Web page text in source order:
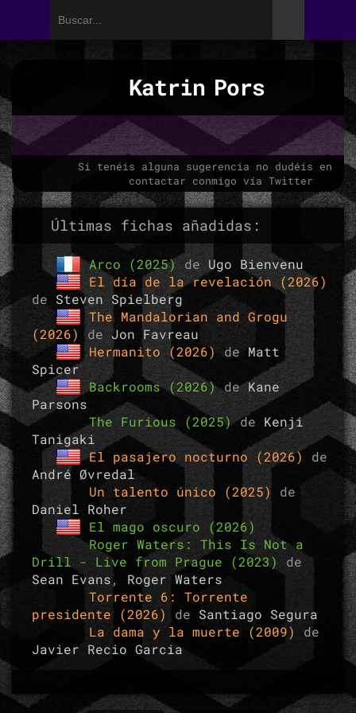
Katrin Pors
Si tenéis alguna sugerencia no dudéis en
contactar conmigo vía Twitter
Últimas fichas añadidas:
Arco (2025)de Ugo Bienvenu
El día de la revelación (2026)
de Steven Spielberg
The Mandalorian and Grogu
(2026)deJon Favreau
Hermanito (2026) deMatt
Spicer
Backrooms (2026)deKane
Parsons
The Furious (2025)de Kenji
Tanigaki
El pasajero nocturno (2026) de
André Øvredal
Un talento único (2025) de
Daniel Roher
El mago oscuro (2026)
Roger Waters: This Is Not a
Drill - Live from Prague (2023) de
Sean Evans, Roger Waters
Torrente 6: Torrente
presidente (2026) de Santiago Segura
La dama y la muerte (2009) de
Javier Recio Garcia